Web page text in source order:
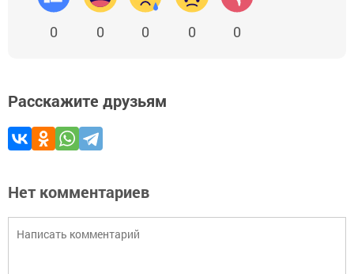
0 0 0 0 0
Расскажите друзьям
Нет комментариев